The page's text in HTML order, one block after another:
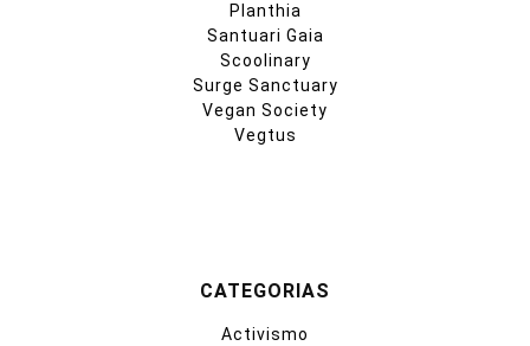
Planthia
Santuari Gaia
Scoolinary
Surge Sanctuary
Vegan Society
Vegtus
CATEGORIAS
Activismo